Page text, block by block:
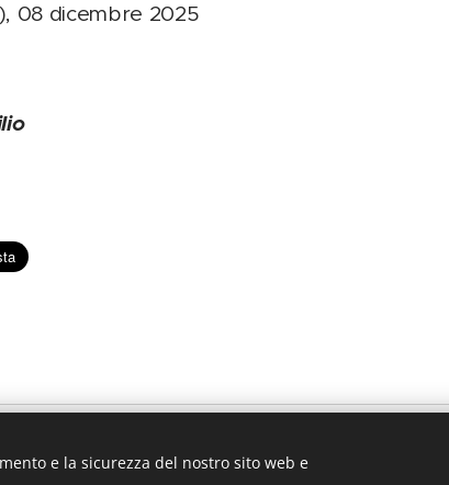
08 dicembre 2025
e la sicurezza del nostro sito web e